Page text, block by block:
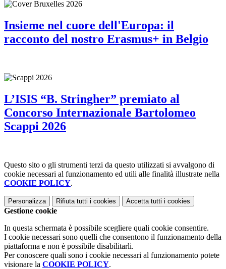
Insieme nel cuore dell'Europa: il
racconto del nostro Erasmus+ in Belgio
L’ISIS “B. Stringher” premiato al
Concorso Internazionale Bartolomeo
Scappi 2026
Questo sito o gli strumenti terzi da questo utilizzati si avvalgono di
cookie necessari al funzionamento ed utili alle finalità illustrate nella
COOKIE POLICY.
Personalizza Rifiuta tutti i cookies Accetta tutti i cookies
Gestione cookie
In questa schermata è possibile scegliere quali cookie consentire.
I cookie necessari sono quelli che consentono il funzionamento della
piattaforma e non è possibile disabilitarli.
Per conoscere quali sono i cookie necessari al funzionamento potete
visionare la COOKIE POLICY.